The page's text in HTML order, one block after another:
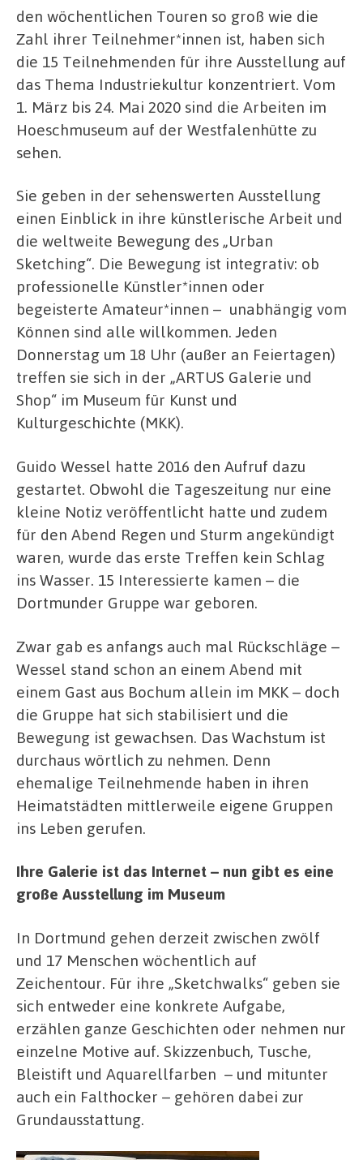
den wöchentlichen Touren so groß wie die
Zahl ihrer Teilnehmer*innen ist, haben sich
die 15 Teilnehmenden für ihre Ausstellung auf
das Thema Industriekultur konzentriert. Vom
1. März bis 24. Mai 2020 sind die Arbeiten im
Hoeschmuseum auf der Westfalenhütte zu
sehen.
Sie geben in der sehenswerten Ausstellung
einen Einblick in ihre künstlerische Arbeit und
die weltweite Bewegung des „Urban
Sketching“. Die Bewegung ist integrativ: ob
professionelle Künstler*innen oder
begeisterte Amateur*innen – unabhängig vom
Können sind alle willkommen. Jeden
Donnerstag um 18 Uhr (außer an Feiertagen)
treffen sie sich in der „ARTUS Galerie und
Shop“ im Museum für Kunst und
Kulturgeschichte (MKK).
Guido Wessel hatte 2016 den Aufruf dazu
gestartet. Obwohl die Tageszeitung nur eine
kleine Notiz veröffentlicht hatte und zudem
für den Abend Regen und Sturm angekündigt
waren, wurde das erste Treffen kein Schlag
ins Wasser. 15 Interessierte kamen – die
Dortmunder Gruppe war geboren.
Zwar gab es anfangs auch mal Rückschläge –
Wessel stand schon an einem Abend mit
einem Gast aus Bochum allein im MKK – doch
die Gruppe hat sich stabilisiert und die
Bewegung ist gewachsen. Das Wachstum ist
durchaus wörtlich zu nehmen. Denn
ehemalige Teilnehmende haben in ihren
Heimatstädten mittlerweile eigene Gruppen
ins Leben gerufen.
Ihre Galerie ist das Internet – nun gibt es eine
große Ausstellung im Museum
In Dortmund gehen derzeit zwischen zwölf
und 17 Menschen wöchentlich auf
Zeichentour. Für ihre „Sketchwalks“ geben sie
sich entweder eine konkrete Aufgabe,
erzählen ganze Geschichten oder nehmen nur
einzelne Motive auf. Skizzenbuch, Tusche,
Bleistift und Aquarellfarben – und mitunter
auch ein Falthocker – gehören dabei zur
Grundausstattung.